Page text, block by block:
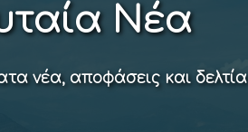
Νέα
νέα, αποφάσεις και